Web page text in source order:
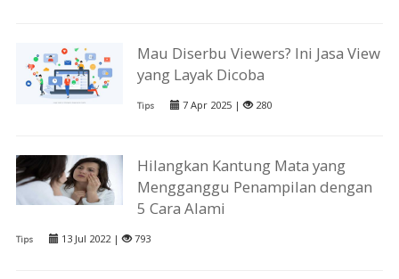
Mau Diserbu Viewers? Ini Jasa View
yang Layak Dicoba
Tips 7 Apr 2025 | 280
Hilangkan Kantung Mata yang
Mengganggu Penampilan dengan
5 Cara Alami
Tips 13 Jul 2022 | 793